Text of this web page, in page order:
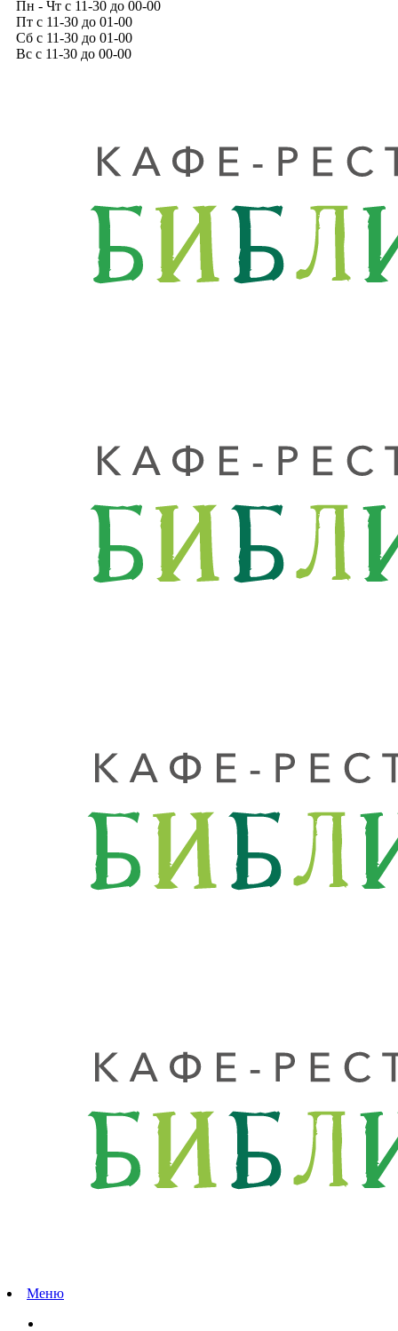
Пн - Чт с 11-30 до 00-00
Пт с 11-30 до 01-00
Сб с 11-30 до 01-00
Вс с 11-30 до 00-00
Меню